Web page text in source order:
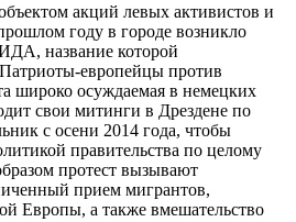
акций левых активистов и
году в городе возникло
название которой
европейцы против
широко осуждаемая в немецких
свои митинги в Дрездене по
с осени 2014 года, чтобы
правительства по целому
протест вызывают
прием мигрантов,
Европы, а также вмешательство